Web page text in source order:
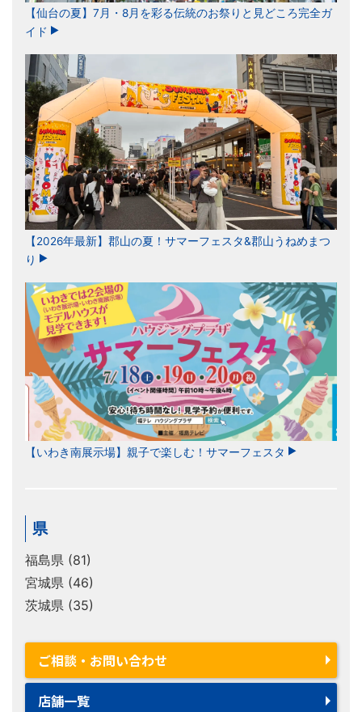
【仙台の夏】7月・8月を彩る伝統のお祭りと見どころ完全ガ
イド
【2026年最新】郡山の夏！サマーフェスタ&郡山うねめまつ
り
【いわき南展示場】親子で楽しむ！サマーフェスタ
県
福島県 (81)
宮城県 (46)
茨城県 (35)
ご相談・お問い合わせ
店舗一覧